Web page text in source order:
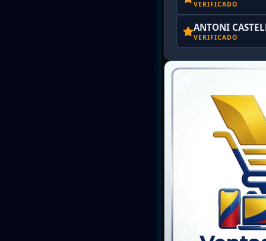
VERIFICADO
ANTONI
VERIFICADO